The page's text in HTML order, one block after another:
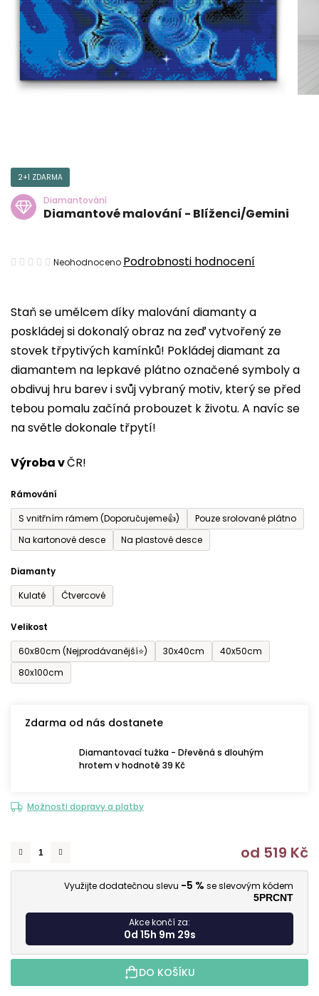
Staň se umělcem díky malování diamanty a
poskládej si dokonalý obraz na zeď vytvořený ze
stovek třpytivých kamínků! Pokládej diamant za
diamantem na lepkavé plátno označené symboly a
obdivuj hru barev i svůj vybraný motiv, který se před
tebou pomalu začíná probouzet k životu. A navíc se
na světle dokonale třpytí!
Výroba vČR!
Rámování
S vnitřním rámem (Doporučujeme👍)
Pouze srolované plátno
Na kartonové desce
Na plastové desce
Diamanty
Kulaté
Čtvercové
Velikost
60x80cm (Nejprodávanější⭐)
30x40cm
40x50cm
80x100cm
Zdarma od nás dostanete
Diamantovací tužka - Dřevěná s dlouhým
hrotem v hodnotě 39 Kč
Možnosti dopravy a platby
od 519 Kč
Využijte dodatečnou slevu -5 % se slevovým kódem
5PRCNT
Akce končí za:
0d 15h 9m 28s
DO KOŠÍKU
2+1 ZDARMA
Diamantování
Diamantové malování - Blíženci/Gemini
Průměrné
je
0,0
z
5
hvězdiček.
Neohodnoceno Podrobnosti hodnocení